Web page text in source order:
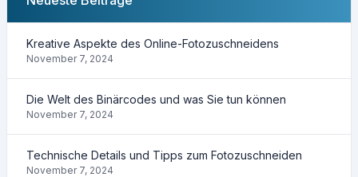
Kreative Aspekte des Online-Fotozuschneidens
November 7, 2024
Die Welt des Binärcodes und was Sie tun können
November 7, 2024
Technische Details und Tipps zum Fotozuschneiden
November 7, 2024